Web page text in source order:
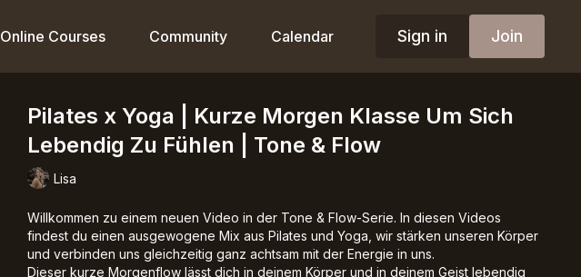
Online Courses Community Calendar Sign in Join
Pilates x Yoga | Kurze Morgen Klasse Um Sich
Lebendig Zu Fühlen | Tone & Flow
Lisa
Willkommen zu einem neuen Video in der Tone & Flow-Serie. In diesen Videos
findest du einen ausgewogene Mix aus Pilates und Yoga, wir stärken unseren Körper
und verbinden uns gleichzeitig ganz achtsam mit der Energie in uns.
Dieser kurze Morgenflow lässt dich in deinem Körper und in deinem Geist lebendig